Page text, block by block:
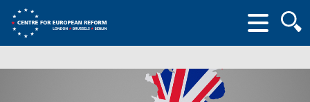
form